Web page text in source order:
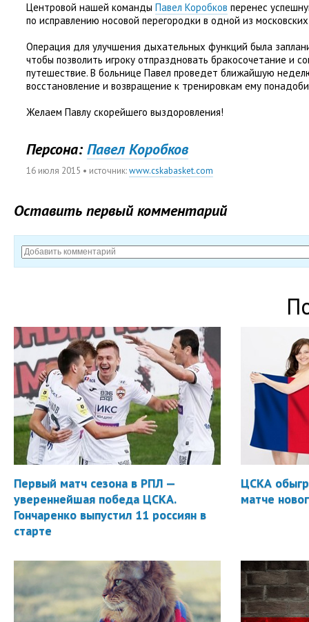
Центровой нашей команды Павел Коробков перенес
по исправлению носовой перегородки в одной из
Операция для улучшения дыхательных функций была
чтобы позволить игроку отпраздновать бракосочетание и
путешествие. В больнице Павел проведет ближайшую
восстановление и возвращение к тренировкам ему
Желаем Павлу скорейшего выздоровления!
Персона: Павел Коробков
16 июля 2015 • источник:www.cskabasket.com
Оставить первый комментарий
Первый матч сезона в РПЛ —
увереннейшая победа ЦСКА.
Гончаренко выпустил 11 россиян в
старте
ЦСКА
матче